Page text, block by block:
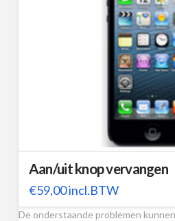
Aan/uit knop vervangen
€59,00incl.BTW
De onderstaande problemen